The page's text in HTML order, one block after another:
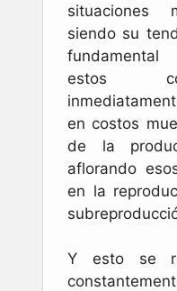
situaciones
siendo su
estos
en costos
de la
aflorando
en la
Y esto se